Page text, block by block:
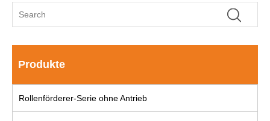
Produkte
Rollenförderer-Serie ohne Antrieb